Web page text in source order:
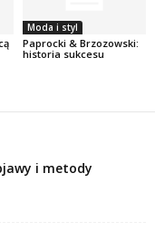
Moda i styl
Paprocki & Brzozowski:
historia sukcesu
i metody